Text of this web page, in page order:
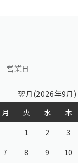
営業日
翌月(2026年9月)
月 火 水 木
1
2 3
7 8 9 10